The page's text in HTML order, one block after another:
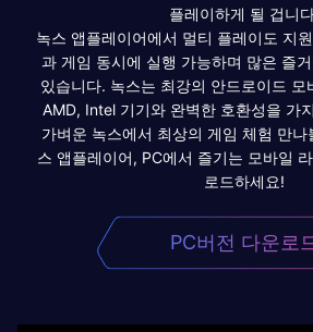
플레이하게 될 겁니
녹스 앱플레이어에서 멀티 플레이도 지
과 게임 동시에 실행 가능하며 많은 즐
있습니다. 녹스는 최강의 안드로이드 모
AMD, Intel 기기와 완벽한 호환성을 가
가벼운 녹스에서 최상의 게임 체험 만
스 앱플레이어, PC에서 즐기는 모바일
로드하세요!
PC버전 다운로